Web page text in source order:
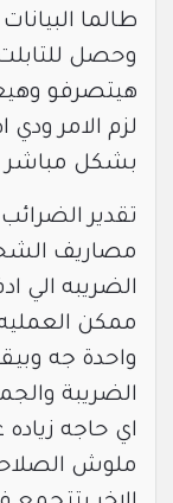
طالما
وحصل
هيتصرفو
لزم الامر
بشكل مباشر
تقدير
مصاريف
الضريبه الي
ممكن
واحدة جه
الضريبة
اي حاجه
ملوش